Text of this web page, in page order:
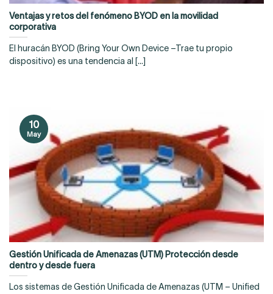
Ventajas y retos del fenómeno BYOD en la movilidad
corporativa
El huracán BYOD (Bring Your Own Device –Trae tu propio
dispositivo) es una tendencia al [...]
Gestión Unificada de Amenazas (UTM) Protección desde
dentro y desde fuera
Los sistemas de Gestión Unificada de Amenazas (UTM – Unified
10
May